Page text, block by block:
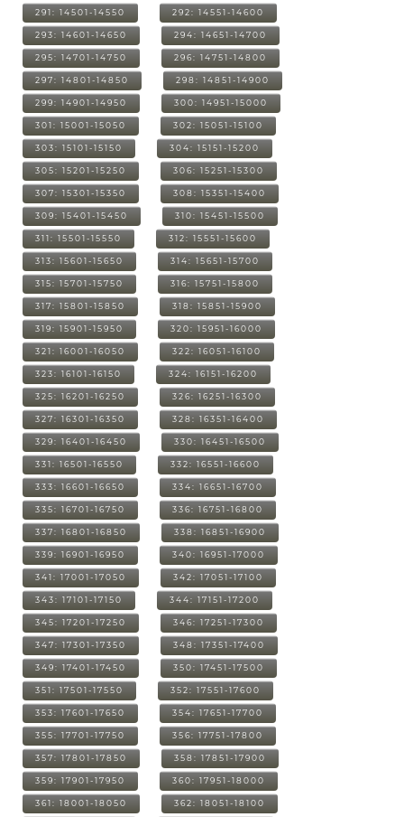
291: 14501-14550 292: 14551-14600
293: 14601-14650 294: 14651-14700
295: 14701-14750 296: 14751-14800
297: 14801-14850 298: 14851-14900
299: 14901-14950 300: 14951-15000
301: 15001-15050 302: 15051-15100
303: 15101-15150 304: 15151-15200
305: 15201-15250 306: 15251-15300
307: 15301-15350 308: 15351-15400
309: 15401-15450 310: 15451-15500
311: 15501-15550 312: 15551-15600
313: 15601-15650 314: 15651-15700
315: 15701-15750 316: 15751-15800
317: 15801-15850 318: 15851-15900
319: 15901-15950 320: 15951-16000
321: 16001-16050 322: 16051-16100
323: 16101-16150 324: 16151-16200
325: 16201-16250 326: 16251-16300
327: 16301-16350 328: 16351-16400
329: 16401-16450 330: 16451-16500
331: 16501-16550 332: 16551-16600
333: 16601-16650 334: 16651-16700
335: 16701-16750 336: 16751-16800
337: 16801-16850 338: 16851-16900
339: 16901-16950 340: 16951-17000
341: 17001-17050 342: 17051-17100
343: 17101-17150 344: 17151-17200
345: 17201-17250 346: 17251-17300
347: 17301-17350 348: 17351-17400
349: 17401-17450 350: 17451-17500
351: 17501-17550 352: 17551-17600
353: 17601-17650 354: 17651-17700
355: 17701-17750 356: 17751-17800
357: 17801-17850 358: 17851-17900
359: 17901-17950 360: 17951-18000
361: 18001-18050 362: 18051-18100